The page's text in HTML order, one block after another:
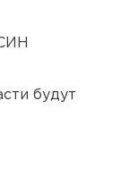
будут